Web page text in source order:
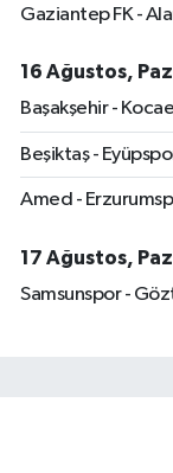
Gaziantep FK -
16 Ağustos,
Başakşehir -
Beşiktaş -
Amed -
17 Ağustos,
Samsunspor -